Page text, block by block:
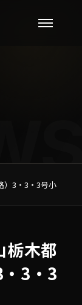
）3・3・3号小
栃木都
3・3